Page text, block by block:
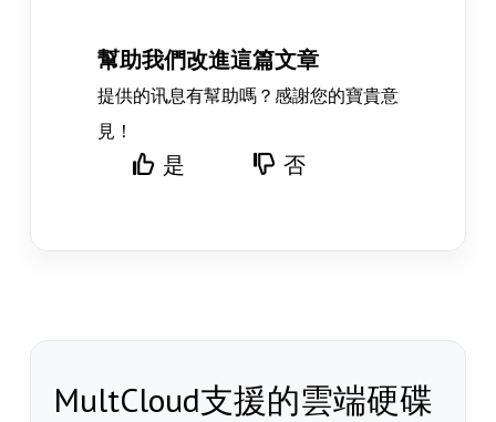
幫助我們改進這篇文章
提供的讯息有幫助嗎？感謝您的寶貴意
見！
是 否
MultCloud支援的雲端硬碟